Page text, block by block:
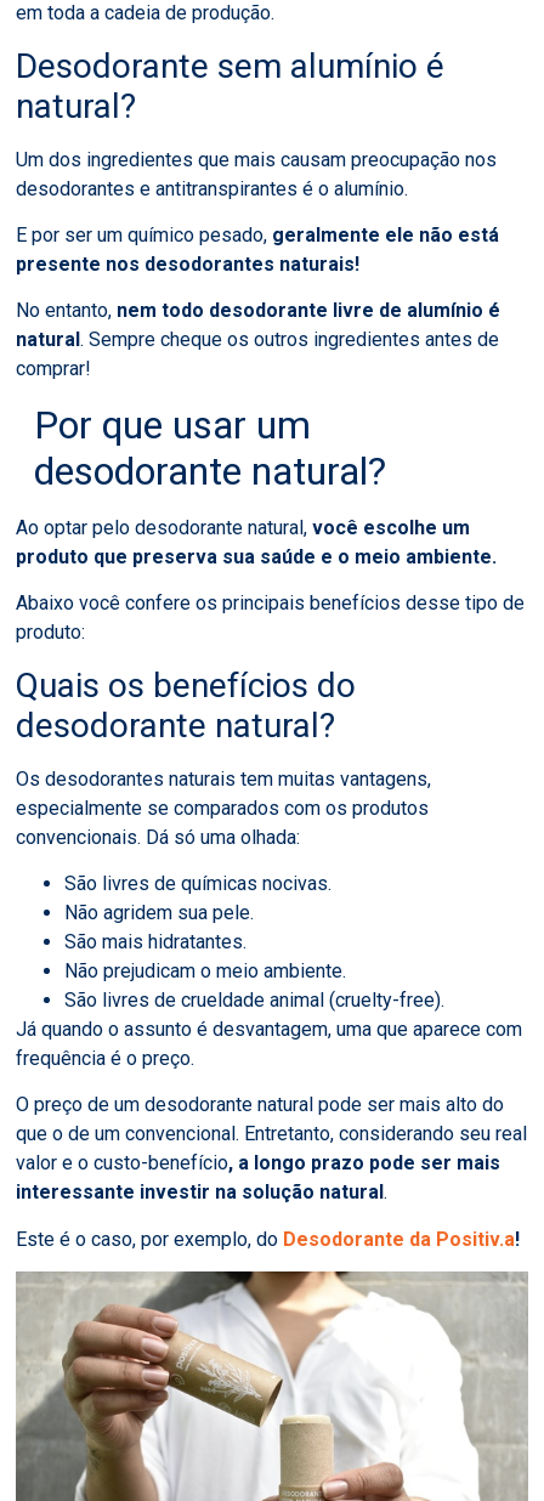
em toda a cadeia de produção.
Desodorante sem alumínio é
natural?
Um dos ingredientes que mais causam preocupação nos
desodorantes e antitranspirantes é o alumínio.
E por ser um químico pesado, geralmente ele não está
presente nos desodorantes naturais!
No entanto, nem todo desodorante livre de alumínio é
natural. Sempre cheque os outros ingredientes antes de
comprar!
Por que usar um
desodorante natural?
Ao optar pelo desodorante natural,você escolhe um
produto que preserva sua saúde e o meio ambiente.
Abaixo você confere os principais benefícios desse tipo de
produto:
Quais os benefícios do
desodorante natural?
Os desodorantes naturais tem muitas vantagens,
especialmente se comparados com os produtos
convencionais. Dá só uma olhada:
São livres de químicas nocivas.
Não agridem sua pele.
São mais hidratantes.
Não prejudicam o meio ambiente.
São livres de crueldade animal (cruelty-free).
Já quando o assunto é desvantagem, uma que aparece com
frequência é o preço.
O preço de um desodorante natural pode ser mais alto do
que o de um convencional. Entretanto, considerando seu real
valor e o custo-benefício, a longo prazo pode ser mais
interessante investir na solução natural.
Este é o caso, por exemplo, do Desodorante da Positiv.a!